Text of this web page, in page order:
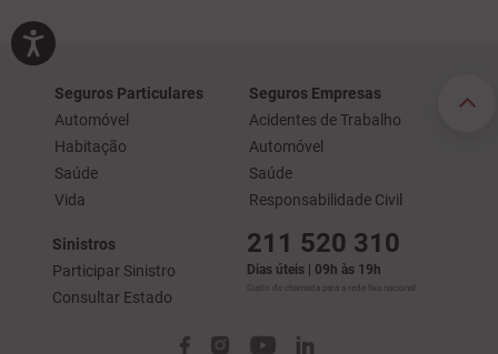
Seguros Particulares
Automóvel
Habitação
Saúde
Vida
Seguros Empresas
Acidentes de Trabalho
Automóvel
Saúde
Responsabilidade Civil
Sinistros
Participar Sinistro
Consultar Estado
211 520 310
Dias úteis | 09h às 19h
Custo de chamada para a rede fixa nacional